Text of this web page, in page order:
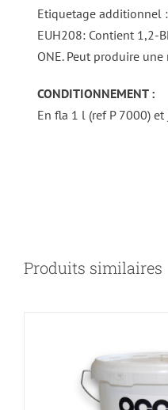
Etiquetage additionnel :
EUH208: Contient 1,2-
ONE. Peut produire
CONDITIONNEMENT :
En fla 1 l (ref P 7000)
Produits similaires